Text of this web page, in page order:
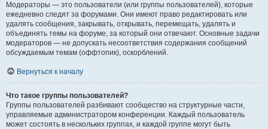
Модераторы — это пользователи (или группы пользователей), которые
ежедневно следят за форумами. Они имеют право редактировать или
удалять сообщения, закрывать, открывать, перемещать, удалять и
объединять темы на форуме, за который они отвечают. Основные задачи
модераторов — не допускать несоответствия содержания сообщений
обсуждаемым темам (оффтопик), оскорблений.
Вернуться к началу
Что такое группы пользователей?
Группы пользователей разбивают сообщество на структурные части,
управляемые администратором конференции. Каждый пользователь
может состоять в нескольких группах, и каждой группе могут быть